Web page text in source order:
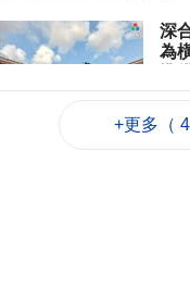
深
為
+更多（